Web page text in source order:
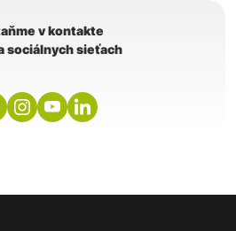
v kontakte
sociálnych sieťach